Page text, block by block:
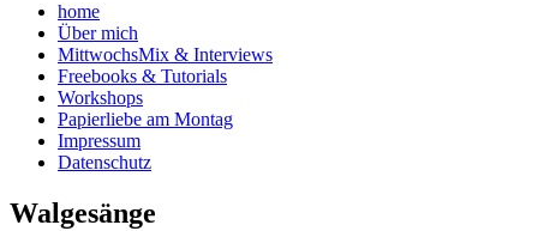
home
Über mich
MittwochsMix & Interviews
Freebooks & Tutorials
Workshops
Papierliebe am Montag
Impressum
Datenschutz
Walgesänge